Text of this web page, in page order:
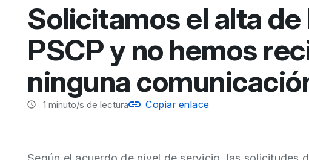
Solicitamos el alta de
PSCP y no hemos
ninguna
1 minuto/s de lectura Copiar enlace